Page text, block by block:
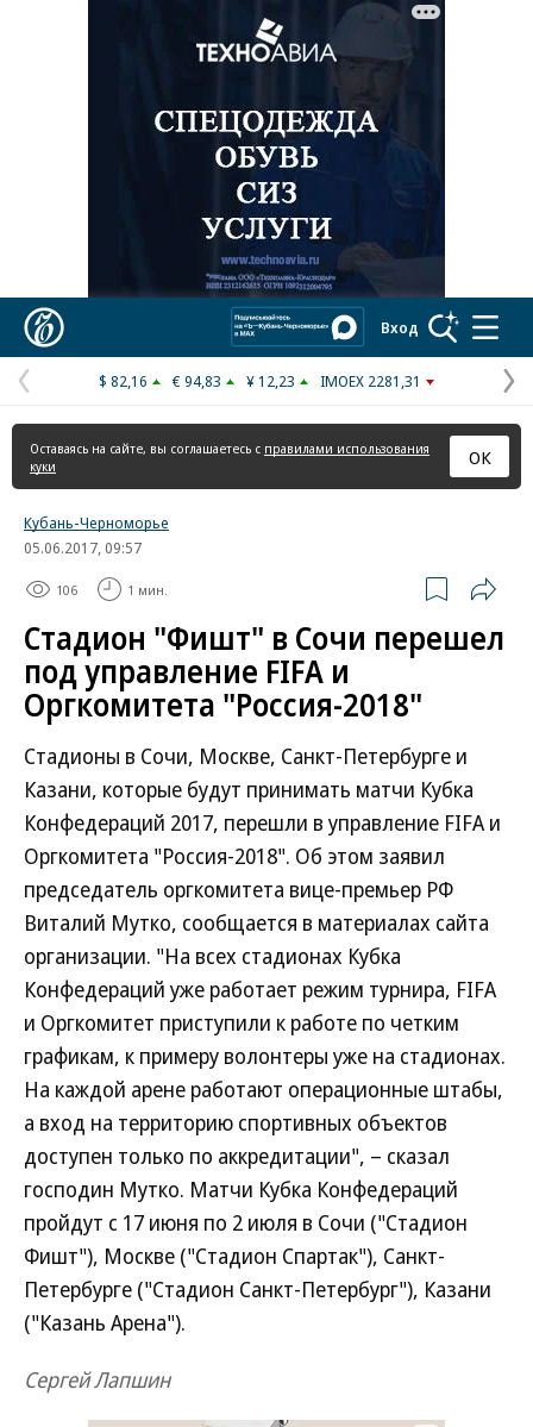
Реклама в «Ъ» www.kommersant.ru/ad
Вход
Предыдущая
страница
$ 82,16 € 94,83 ¥ 12,23 IMOEX 2281,31
Оставаясь на сайте, вы соглашаетесь с правилами использования
куки
ОК
Кубань-Черноморье
05.06.2017, 09:57
106 1 мин.
Стадион "Фишт" в Сочи перешел
под управление FIFA и
Оргкомитета "Россия-2018"
Стадионы в Сочи, Москве, Санкт-Петербурге и
Казани, которые будут принимать матчи Кубка
Конфедераций 2017, перешли в управление FIFA и
Оргкомитета "Россия-2018". Об этом заявил
председатель оргкомитета вице-премьер РФ
Виталий Мутко, сообщается в материалах сайта
организации. "На всех стадионах Кубка
Конфедераций уже работает режим турнира, FIFA
и Оргкомитет приступили к работе по четким
графикам, к примеру волонтеры уже на стадионах.
На каждой арене работают операционные штабы,
а вход на территорию спортивных объектов
доступен только по аккредитации", – сказал
господин Мутко. Матчи Кубка Конфедераций
пройдут с 17 июня по 2 июля в Сочи ("Стадион
Фишт"), Москве ("Стадион Спартак"), Санкт-
Петербурге ("Стадион Санкт-Петербург"), Казани
("Казань Арена").
Сергей Лапшин